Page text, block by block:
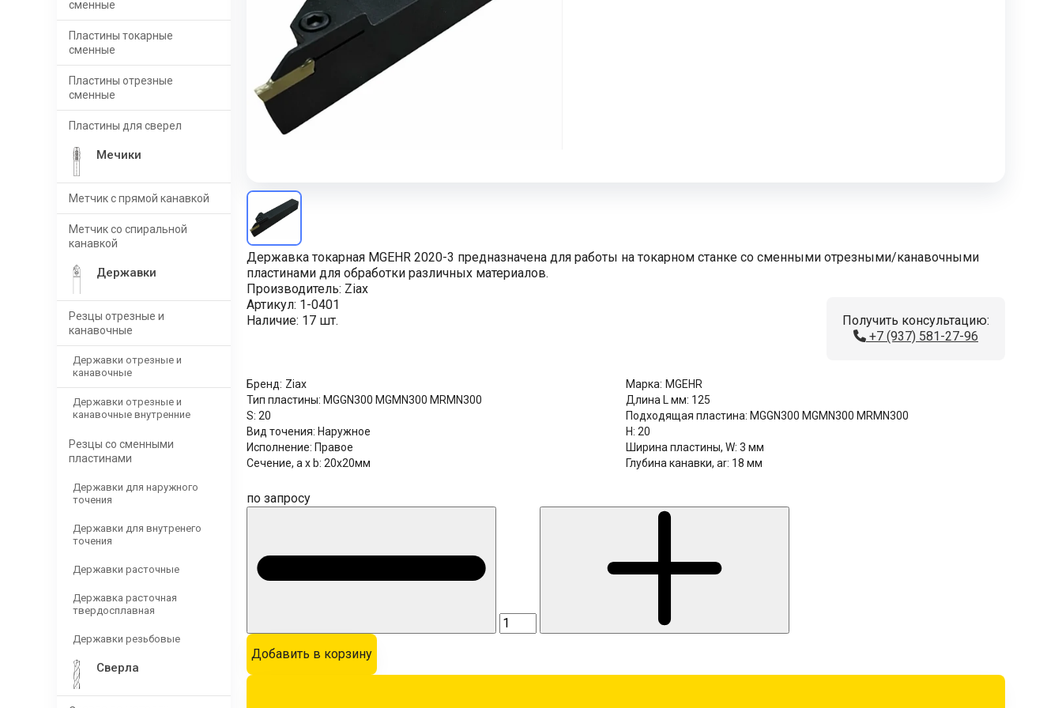
сменные
Пластины токарные
сменные
Пластины отрезные
сменные
Пластины для сверел
Мечики
Метчик с прямой канавкой
Метчик со спиральной
канавкой
Державки
Резцы отрезные и
канавочные
Державки отрезные и
канавочные
Державки отрезные и
канавочные внутренние
Резцы со сменными
пластинами
Державки для наружного
точения
Державки для внутренего
точения
Державки расточные
Державка расточная
твердосплавная
Державки резьбовые
Сверла
Державка токарная MGEHR 2020-3 предназначена для работы на токарном станке со сменными отрезными/канавочными
пластинами для обработки различных материалов.
Получить консультацию:
+7 (937) 581-27-96
Производитель: Ziax
Артикул: 1-0401
Наличие: 17 шт.
Бренд: Ziax Марка: MGEHR
Тип пластины: MGGN300 MGMN300 MRMN300 Длина L мм: 125
S: 20 Подходящая пластина: MGGN300 MGMN300 MRMN300
Вид точения: Наружное H: 20
Исполнение: Правое Ширина пластины, W: 3 мм
Сечение, a x b: 20x20мм Глубина канавки, ar: 18 мм
по запросу
Добавить в корзину